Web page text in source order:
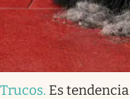
Trucos. Es